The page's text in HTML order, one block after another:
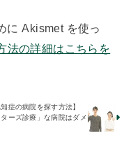
に Akismet を使っ
法の詳細はこちらを
知症の病院を探す方法】
ターズ診療」な病院はダメ